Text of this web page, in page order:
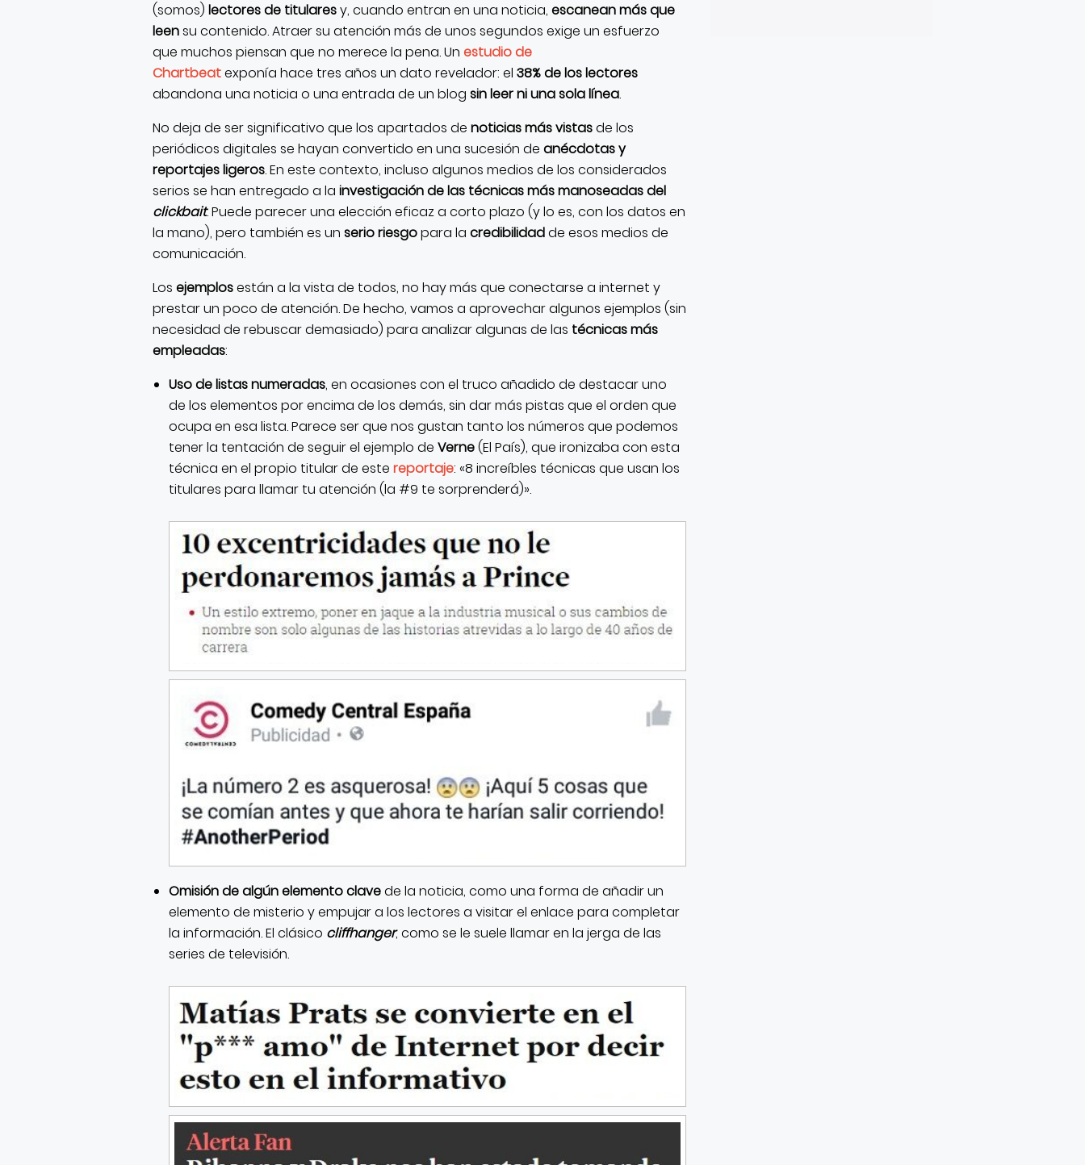
(somos) lectores de titularesy, cuando entran en una noticia, escanean más que
leensu contenido. Atraer su atención más de unos segundos exige un esfuerzo
que muchos piensan que no merece la pena. Un estudio de
Chartbeatexponía hace tres años un dato revelador: el 38% de los lectores
abandona una noticia o una entrada de un blog sin leer ni una sola línea.
No deja de ser significativo que los apartados de noticias más vistasde los
periódicos digitales se hayan convertido en una sucesión de anécdotas y
reportajes ligeros. En este contexto, incluso algunos medios de los considerados
serios se han entregado a la investigación de las técnicas más manoseadas del
clickbait. Puede parecer una elección eficaz a corto plazo (y lo es, con los datos en
la mano), pero también es un serio riesgopara la credibilidadde esos medios de
comunicación.
Los ejemplosestán a la vista de todos, no hay más que conectarse a internet y
prestar un poco de atención. De hecho, vamos a aprovechar algunos ejemplos (sin
necesidad de rebuscar demasiado) para analizar algunas de las técnicas más
empleadas:
Uso de listas numeradas, en ocasiones con el truco añadido de destacar uno
de los elementos por encima de los demás, sin dar más pistas que el orden que
ocupa en esa lista. Parece ser que nos gustan tanto los números que podemos
tener la tentación de seguir el ejemplo de Verne(El País), que ironizaba con esta
técnica en el propio titular de este reportaje: «8 increíbles técnicas que usan los
titulares para llamar tu atención (la #9 te sorprenderá)».
Omisión de algún elemento clavede la noticia, como una forma de añadir un
elemento de misterio y empujar a los lectores a visitar el enlace para completar
la información. El clásico cliffhanger, como se le suele llamar en la jerga de las
series de televisión.